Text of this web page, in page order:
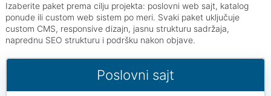
Izaberite paket prema cilju projekta: poslovni web sajt, katalog
ponude ili custom web sistem po meri. Svaki paket uključuje
custom CMS, responsive dizajn, jasnu strukturu sadržaja,
naprednu SEO strukturu i podršku nakon objave.
Poslovni sajt